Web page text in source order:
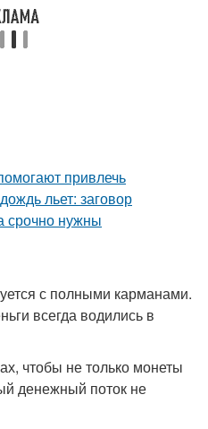
с полными карманами.
всегда водились в
чтобы не только монеты
денежный поток не